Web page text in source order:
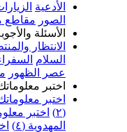
الأدعية
الصور مقاطع
الأسئلة
الانتظار
السلام
عصر الظهور
اختبر
اختبر
(٢)
اختبر
المهدوية (٤)